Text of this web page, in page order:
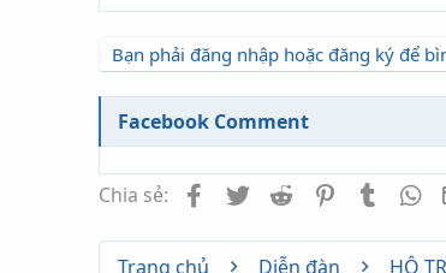
Bạn phải đăng nhập hoặc đăng ký để
Facebook Comment
Chia sẻ: FacebookTwitterReddit Pinterest
Trang chủ Diễn đàn HỖ